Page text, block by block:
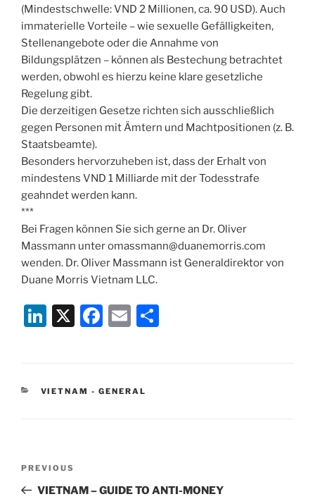
(Mindestschwelle: VND 2 Millionen, ca. 90 USD). Auch
immaterielle Vorteile – wie sexuelle Gefälligkeiten,
Stellenangebote oder die Annahme von
Bildungsplätzen – können als Bestechung betrachtet
werden, obwohl es hierzu keine klare gesetzliche
Regelung gibt.
Die derzeitigen Gesetze richten sich ausschließlich
gegen Personen mit Ämtern und Machtpositionen (z. B.
Staatsbeamte).
Besonders hervorzuheben ist, dass der Erhalt von
mindestens VND 1 Milliarde mit der Todesstrafe
geahndet werden kann.
***
Bei Fragen können Sie sich gerne an Dr. Oliver
Massmann unter omassmann@duanemorris.com
wenden. Dr. Oliver Massmann ist Generaldirektor von
Duane Morris Vietnam LLC.
Li
e
X
F
e
E
l
CATEGORIES
VIETNAM - GENERAL
Previous
Post
PREVIOUS
VIETNAM – GUIDE TO ANTI-MONEY